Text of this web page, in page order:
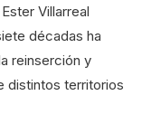
Villarreal
décadas ha
reinserción y
distintos territorios